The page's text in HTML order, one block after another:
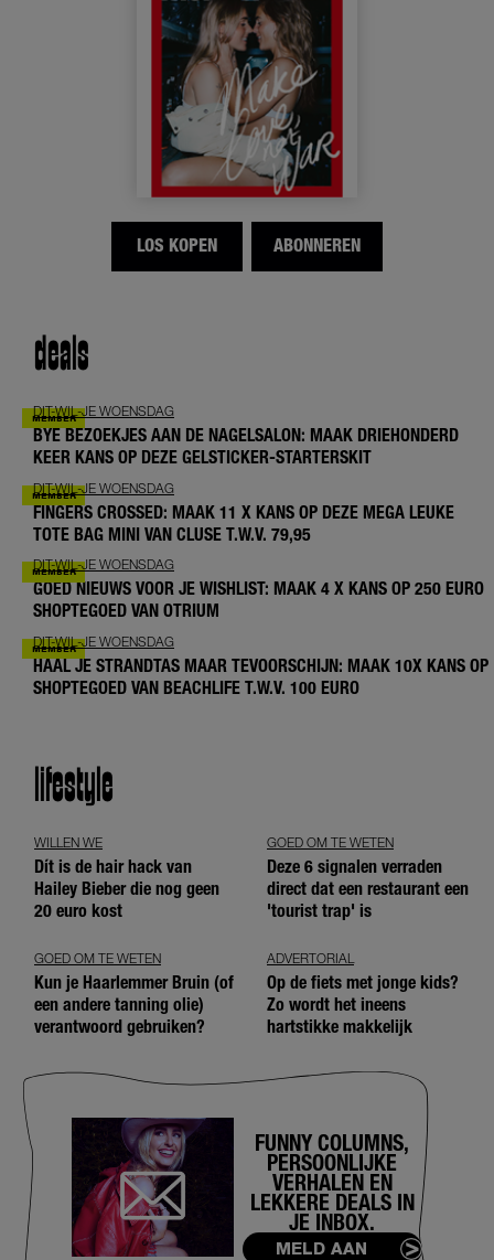
LOS KOPEN ABONNEREN
deals
DIT-WIL-JE WOENSDAG
BYE BEZOEKJES AAN DE NAGELSALON: MAAK DRIEHONDERD
KEER KANS OP DEZE GELSTICKER-STARTERSKIT
DIT-WIL-JE WOENSDAG
FINGERS CROSSED: MAAK 11 X KANS OP DEZE MEGA LEUKE
TOTE BAG MINI VAN CLUSE T.W.V. 79,95
DIT-WIL-JE WOENSDAG
GOED NIEUWS VOOR JE WISHLIST: MAAK 4 X KANS OP 250 EURO
SHOPTEGOED VAN OTRIUM
DIT-WIL-JE WOENSDAG
HAAL JE STRANDTAS MAAR TEVOORSCHIJN: MAAK 10X KANS OP
SHOPTEGOED VAN BEACHLIFE T.W.V. 100 EURO
lifestyle
WILLEN WE
Dít is de hair hack van
Hailey Bieber die nog geen
20 euro kost
GOED OM TE WETEN
Deze 6 signalen verraden
direct dat een restaurant een
'tourist trap' is
GOED OM TE WETEN
Kun je Haarlemmer Bruin (of
een andere tanning olie)
verantwoord gebruiken?
ADVERTORIAL
Op de fiets met jonge kids?
Zo wordt het ineens
hartstikke makkelijk
FUNNY COLUMNS,
PERSOONLIJKE
VERHALEN EN
LEKKERE DEALS IN
JE INBOX.
MELD AAN